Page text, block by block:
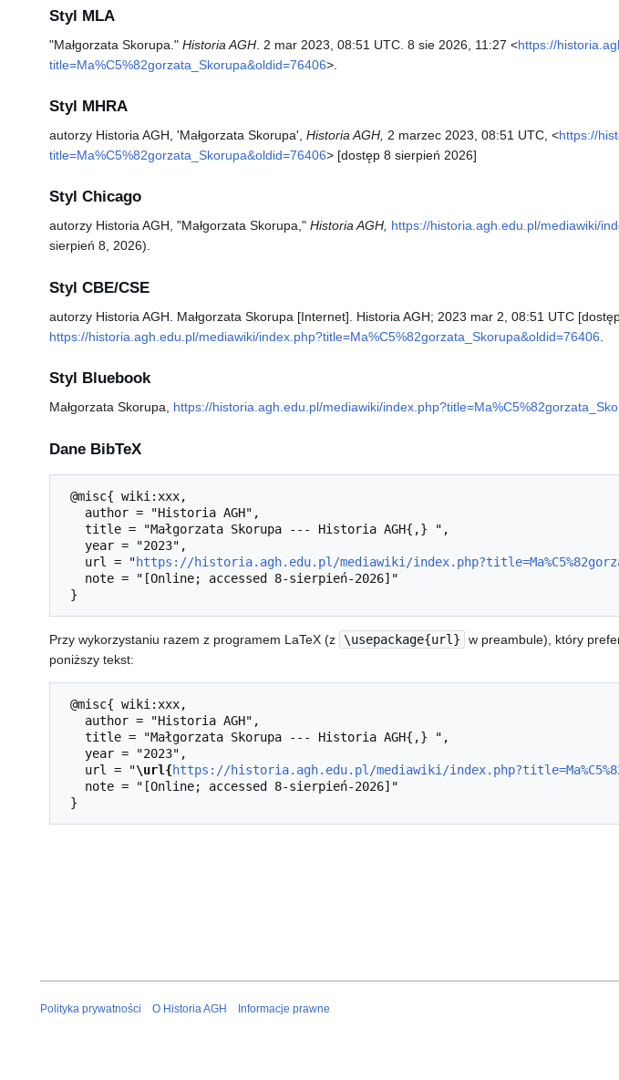
Styl MLA
"Małgorzata Skorupa." Historia AGH . 2 mar 2023, 08:51 UTC. 8 sie 2026, 11:27 <https://
title=Ma%C5%82gorzata_Skorupa&oldid=76406>.
Styl MHRA
autorzy Historia AGH, 'Małgorzata Skorupa', Historia AGH, 2 marzec 2023, 08:51 UTC, <https://
title=Ma%C5%82gorzata_Skorupa&oldid=76406> [dostęp 8 sierpień 2026]
Styl Chicago
autorzy Historia AGH, "Małgorzata Skorupa," Historia AGH, https://historia.agh.edu.pl/mediawiki/
sierpień 8, 2026).
Styl CBE/CSE
autorzy Historia AGH. Małgorzata Skorupa [Internet]. Historia AGH; 2023 mar 2, 08:51 UTC
https://historia.agh.edu.pl/mediawiki/index.php?title=Ma%C5%82gorzata_Skorupa&oldid=76406
Styl Bluebook
Małgorzata Skorupa, https://historia.agh.edu.pl/mediawiki/
Dane BibTeX
   url = "
https://historia.agh.edu.pl/mediawiki/
Przy wykorzystaniu razem z programem LaTeX (z \usepackage{url}
w preambule), który
poniższy tekst:
   url = "
\url{https://historia.agh.edu.pl/mediawiki/
Polityka prywatności O Historia AGH Informacje prawne